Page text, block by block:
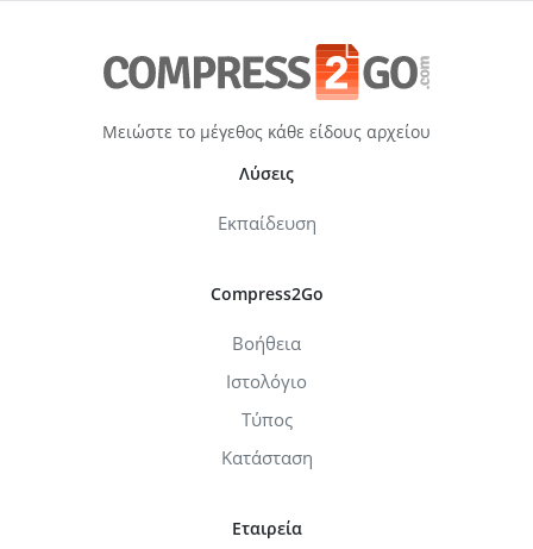
Μειώστε το μέγεθος κάθε είδους αρχείου
Λύσεις
Εκπαίδευση
Compress2Go
Βοήθεια
Ιστολόγιο
Τύπος
Κατάσταση
Εταιρεία